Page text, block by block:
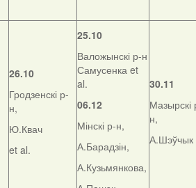
26.10
Гродзенскі р-
н,
Ю.Квач
et al.
25.10
Валожынскі р-н
Самусенка et
al.
06.12
Мінскі р-н,
А.Барадзін,
А.Кузьмянкова,
30.11
Мазырскі
н,
А.Шэўчык